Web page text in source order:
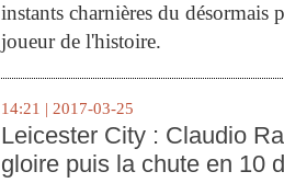
instants charnières du désormais
joueur de l'histoire.
14:21 | 2017-03-25
Leicester City : Claudio
gloire puis la chute en 10